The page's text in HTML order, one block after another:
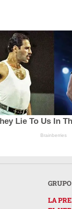
Lie To Us In
Brainberries
LA